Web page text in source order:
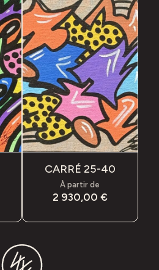
CARRÉ 25-40
À partir de
2 930,00 €